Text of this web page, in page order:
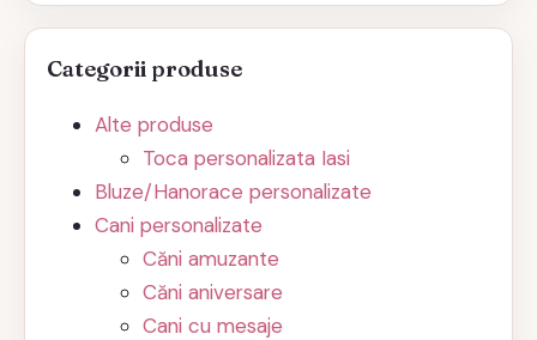
Categorii produse
Alte produse
Toca personalizata Iasi
Bluze/Hanorace personalizate
Cani personalizate
Căni amuzante
Căni aniversare
Cani cu mesaje